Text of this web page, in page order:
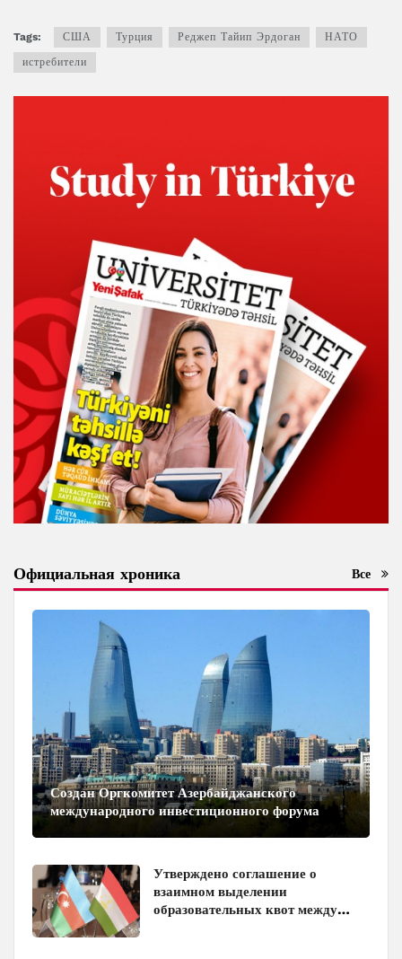
Tags: США Турция Реджеп Тайип Эрдоган
НАТО
истребители
Официальная хроника Все
Создан Оргкомитет Азербайджанского
международного инвестиционного форума
Утверждено соглашение о
взаимном выделении
образовательных квот между